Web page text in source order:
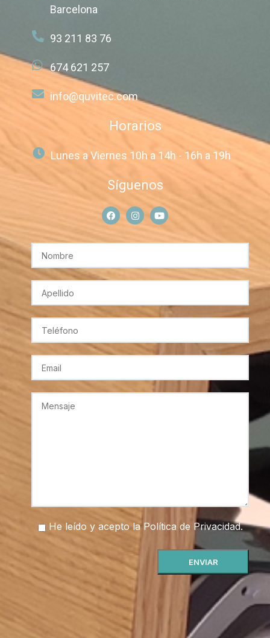
Barcelona
93 211 83 76
674 621 257
info@quvitec.com
Horarios
Lunes a Viernes 10h a 14h - 16h a 19h
Síguenos
He leído y acepto laPolítica de Privacidad.